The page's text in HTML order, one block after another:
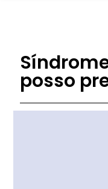
posso